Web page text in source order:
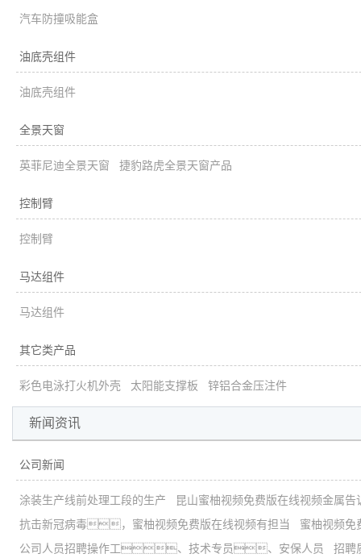
汽车防撞吸能盒
油底壳组件
油底壳组件
全景天窗
英菲尼迪全景天窗 捷豹路虎全景天窗产品
控制臂
控制臂
马达组件
马达组件
其它类产品
彩色电泳打火机外壳 太阳能支撑板 锌铝合金压注件
新闻资讯
公司新闻
涂装生产线前处理工段的生产
昆山蜜柚视频免费版在线视频金
抗击新冠病毒，蜜柚视频免费版在线视频有担当
蜜柚视频免
公司人员招聘操作工、技术专员、安保人员
招聘